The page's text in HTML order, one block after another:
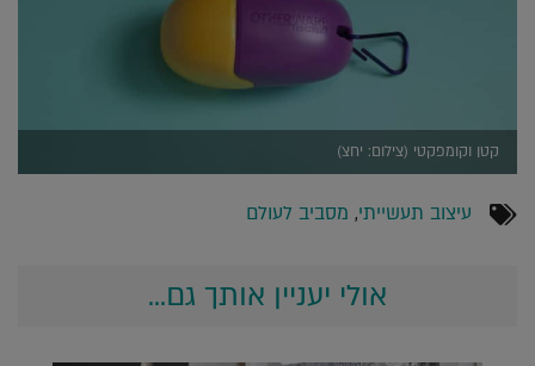
קטן וקומפקטי (צילום: יחצ)
עיצוב תעשייתי, מסביב לעולם
אולי יעניין אותך גם...